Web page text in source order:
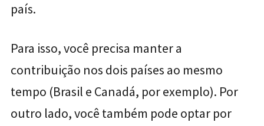
país.
Para isso, você precisa manter a
contribuição nos dois países ao mesmo
tempo (Brasil e Canadá, por exemplo). Por
outro lado, você também pode optar por